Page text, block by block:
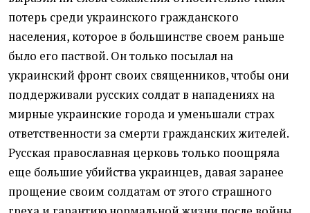
потерь среди украинского гражданского
населения, которое в большинстве своем раньше
было его паствой. Он только посылал на
украинский фронт своих священников, чтобы они
поддерживали русских солдат в нападениях на
мирные украинские города и уменьшали страх
ответственности за смерти гражданских жителей.
Русская православная церковь только поощряла
еще большие убийства украинцев, давая заранее
прощение своим солдатам от этого страшного